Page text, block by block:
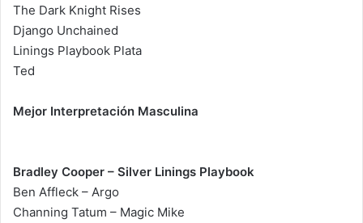
The Dark Knight Rises
Django Unchained
Linings Playbook Plata
Ted
Mejor Interpretación Masculina
Bradley Cooper – Silver Linings Playbook
Ben Affleck – Argo
Channing Tatum – Magic Mike